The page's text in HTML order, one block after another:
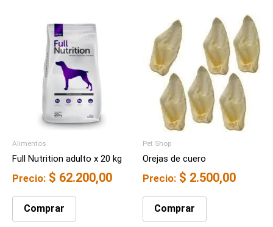
Alimentos
Full Nutrition adulto x 20 kg
Precio: $ 62.200,00
Comprar
Pet Shop
Orejas de cuero
Precio: $ 2.500,00
Comprar